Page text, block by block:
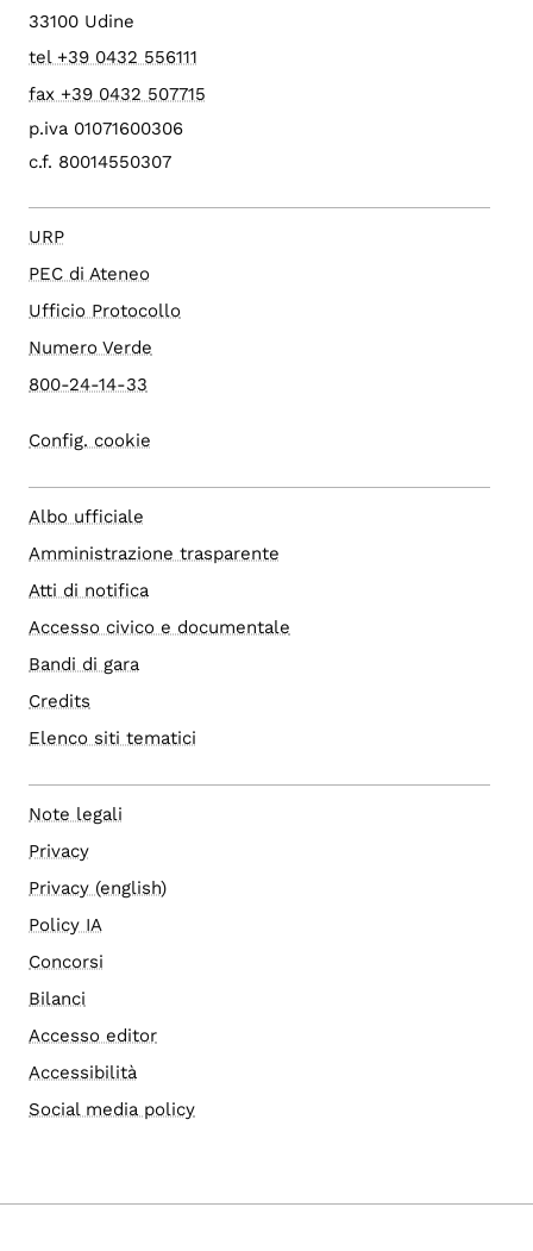
33100 Udine
tel +39 0432 556111
fax +39 0432 507715
p.iva 01071600306
c.f. 80014550307
URP
PEC di Ateneo
Ufficio Protocollo
Numero Verde
800-24-14-33
Config. cookie
Albo ufficiale
Amministrazione trasparente
Atti di notifica
Accesso civico e documentale
Bandi di gara
Credits
Elenco siti tematici
Note legali
Privacy
Privacy (english)
Policy IA
Concorsi
Bilanci
Accesso editor
Accessibilità
Social media policy